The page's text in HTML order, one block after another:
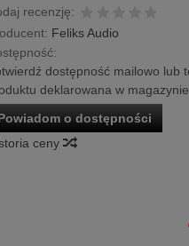
recenzję:
Feliks Audio
dostępność mailowo lub
deklarowana w
o dostępności
ceny